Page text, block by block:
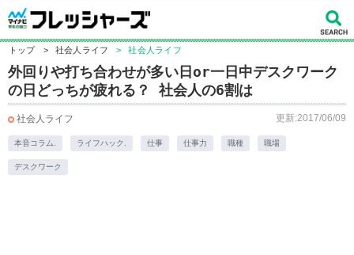
トップ > 社会人ライフ > 社会人ライフ
外回りや打ち合わせが多い日or一日中デスクワーク
の日どっちが疲れる？ 社会人の6割は
社会人ライフ 更新:2017/06/09
本音コラム. ライフハック. 仕事 仕事力 職種 職場
デスクワーク